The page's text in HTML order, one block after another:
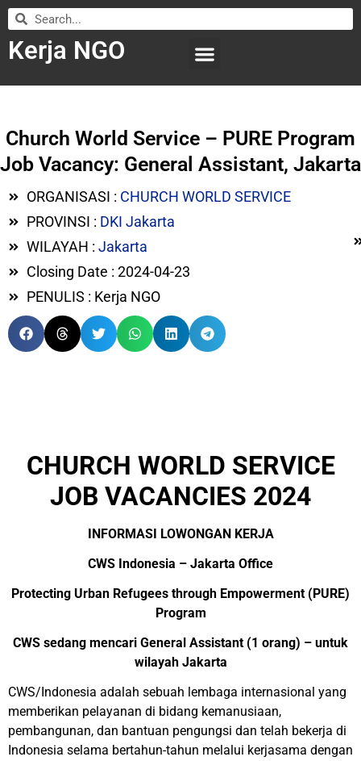
Kerja NGO
Church World Service – PURE Program
Job Vacancy: General Assistant, Jakarta
ORGANISASI : CHURCH WORLD SERVICE
PROVINSI : DKI Jakarta
WILAYAH : Jakarta
Closing Date : 2024-04-23
PENULIS : Kerja NGO
CHURCH WORLD SERVICE
JOB VACANCIES 2024
INFORMASI LOWONGAN KERJA
CWS Indonesia – Jakarta Office
Protecting Urban Refugees through Empowerment (PURE)
Program
CWS sedang mencari General Assistant (1 orang) – untuk
wilayah Jakarta
CWS/Indonesia adalah sebuah lembaga internasional yang
memberikan pelayanan di bidang kemanusiaan,
pembangunan, dan bantuan pengungsi dan telah bekerja di
Indonesia selama bertahun-tahun melalui kerjasama dengan